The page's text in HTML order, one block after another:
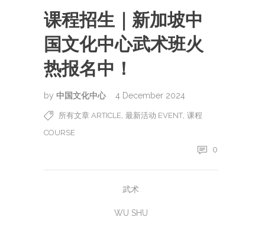
课程招生｜新加坡中
国文化中心武术班火
热报名中！
by 中国文化中心 4 December 2024
所有文章 ARTICLE, 最新活动 EVENT, 课程
COURSE
0
武术
WU SHU